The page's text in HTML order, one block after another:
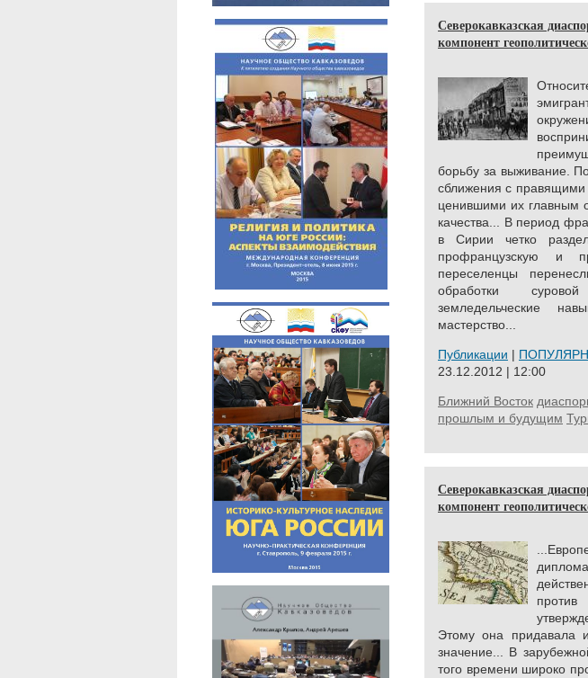
Северокавказская
компонент
борьбу за выживание.
сближения с правящими
ценившими их главным
качества... В период
в Сирии четко
профранцузскую и
переселенцы
обработки
земледельческие
мастерство...
Публикации |
23.12.2012 | 12:00
Ближний Восток
прошлым и будущим
Северокавказская
компонент
Этому она придавала
значение... В
того времени широко